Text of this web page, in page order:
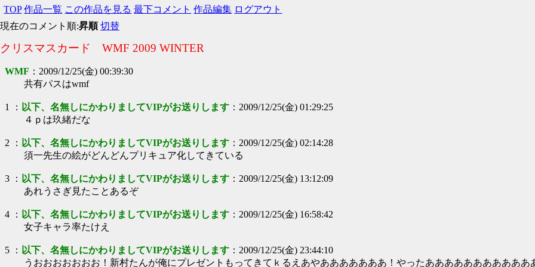
TOP 作品一覧 この作品を見る 最下コメント 作品編集 ログアウト
現在のコメント順:昇順 切替
クリスマスカード WMF 2009 WINTER
WMF ： 2009/12/25(金) 00:39:30
共有パスはwmf
1 ： 以下、名無しにかわりましてVIPがお送りします ： 2009/12/25(金) 01:29:25
４ｐは玖緒だな
2 ： 以下、名無しにかわりましてVIPがお送りします ： 2009/12/25(金) 02:14:28
須一先生の絵がどんどんプリキュア化してきている
3 ： 以下、名無しにかわりましてVIPがお送りします ： 2009/12/25(金) 13:12:09
あれうさぎ見たことあるぞ
4 ： 以下、名無しにかわりましてVIPがお送りします ： 2009/12/25(金) 16:58:42
女子キャラ率たけえ
5 ： 以下、名無しにかわりましてVIPがお送りします ： 2009/12/25(金) 23:44:10
うおおおおおおお！新村たんが俺にプレゼントもってきてｋるえあやあああああああ！やったああああああああああ